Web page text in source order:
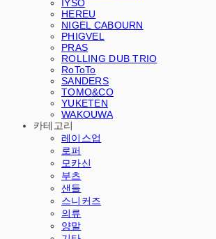
IYSO
HEREU
NIGEL CABOURN
PHIGVEL
PRAS
ROLLING DUB TRIO
RoToTo
SANDERS
TOMO&CO
YUKETEN
WAKOUWA
카테고리
레이스업
로퍼
모카신
부츠
샌들
스니커즈
의류
양말